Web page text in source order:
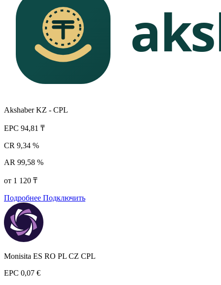
Akshaber KZ - CPL
EPC 94,81 ₸
CR 9,34 %
AR 99,58 %
от 1 120 ₸
Подробнее Подключить
Monisita ES RO PL CZ CPL
EPC 0,07 €